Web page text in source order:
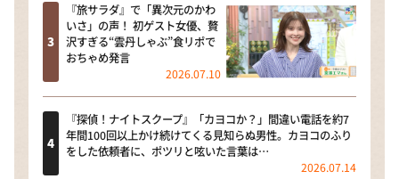
『旅サラダ』で「異次元のかわ
いさ」の声！ 初ゲスト女優、贅
沢すぎる“雲丹しゃぶ”食リポで
おちゃめ発言
2026.07.10
『探偵！ナイトスクープ』「カヨコか？」間違い電話を約7
年間100回以上かけ続けてくる見知らぬ男性。カヨコのふり
をした依頼者に、ポツリと呟いた言葉は…
2026.07.14